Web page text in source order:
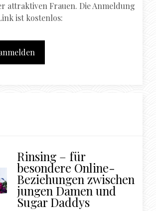
attraktiven Frauen. Die Anmeldung
ist kostenlos:
Rinsing – für
besondere Online-
Beziehungen zwischen
jungen Damen und
Sugar Daddys